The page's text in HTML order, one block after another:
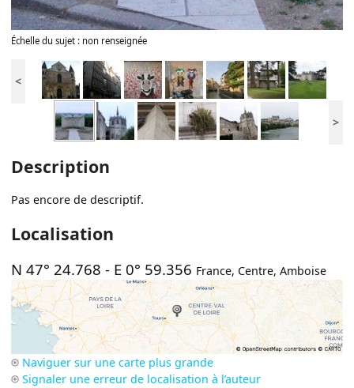
Échelle du sujet : non renseignée
<
>
Description
Pas encore de descriptif.
Localisation
N 47° 24.768 - E 0° 59.356 France, Centre,Amboise
Naviguer sur une carte plus grande
Signaler une erreur de localisation à l’auteur